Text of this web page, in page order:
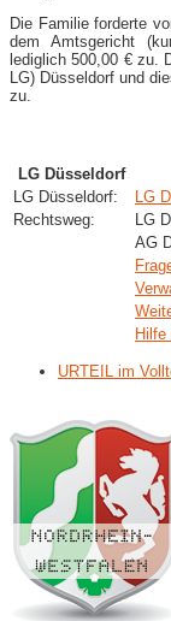
Die Familie forderte
dem Amtsgericht
lediglich 500,00 € zu.
LG) Düsseldorf und
zu.
LG Düsseldorf
LG Düsseldorf:
LG
Rechtsweg:
LG
AG
Hilfe
URTEIL im